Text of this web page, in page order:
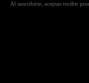
Al suscribirte, aceptas recibir